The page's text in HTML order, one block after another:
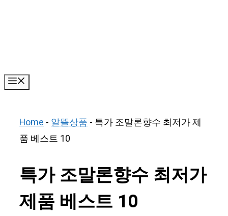
Home-알뜰상품- 특가 조말론향수 최저가 제
품 베스트 10
특가 조말론향수 최저가
제품 베스트 10